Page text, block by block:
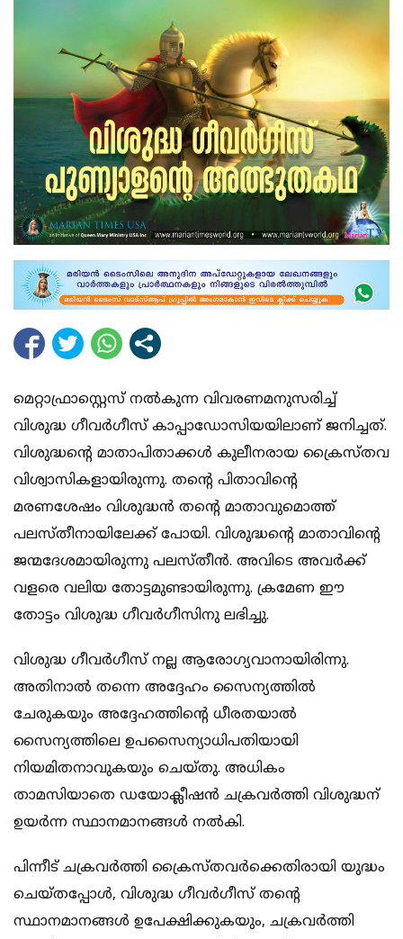
മെറ്റാഫ്രാസ്റ്റെസ് നല്‍കുന്ന വിവരണമനുസരിച്ച്
വിശുദ്ധ ഗീവര്‍ഗീസ് കാപ്പാഡോസിയയിലാണ് ജനിച്ചത്.
വിശുദ്ധന്റെ മാതാപിതാക്കള്‍ കുലീനരായ ക്രൈസ്തവ
വിശ്വാസികളായിരുന്നു. തന്റെ പിതാവിന്റെ
മരണശേഷം വിശുദ്ധന്‍ തന്റെ മാതാവുമൊത്ത്
പലസ്തീനായിലേക്ക് പോയി. വിശുദ്ധന്റെ മാതാവിന്റെ
ജന്മദേശമായിരുന്നു പലസ്തീന്‍. അവിടെ അവര്‍ക്ക്
വളരെ വലിയ തോട്ടമുണ്ടായിരുന്നു. ക്രമേണ ഈ
തോട്ടം വിശുദ്ധ ഗീവര്‍ഗീസിനു ലഭിച്ചു.
വിശുദ്ധ ഗീവര്‍ഗീസ് നല്ല ആരോഗ്യവാനായിരിന്നു.
അതിനാല്‍ തന്നെ അദ്ദേഹം സൈന്യത്തില്‍
ചേരുകയും അദ്ദേഹത്തിന്റെ ധീരതയാല്‍
സൈന്യത്തിലെ ഉപസൈന്യാധിപതിയായി
നിയമിതനാവുകയും ചെയ്തു. അധികം
താമസിയാതെ ഡയോക്ലീഷന്‍ ചക്രവര്‍ത്തി വിശുദ്ധന്
ഉയര്‍ന്ന സ്ഥാനമാനങ്ങള്‍ നല്‍കി.
പിന്നീട് ചക്രവര്‍ത്തി ക്രൈസ്തവര്‍ക്കെതിരായി യുദ്ധം
ചെയ്തപ്പോള്‍, വിശുദ്ധ ഗീവര്‍ഗീസ് തന്റെ
സ്ഥാനമാനങ്ങള്‍ ഉപേക്ഷിക്കുകയും, ചക്രവര്‍ത്തി